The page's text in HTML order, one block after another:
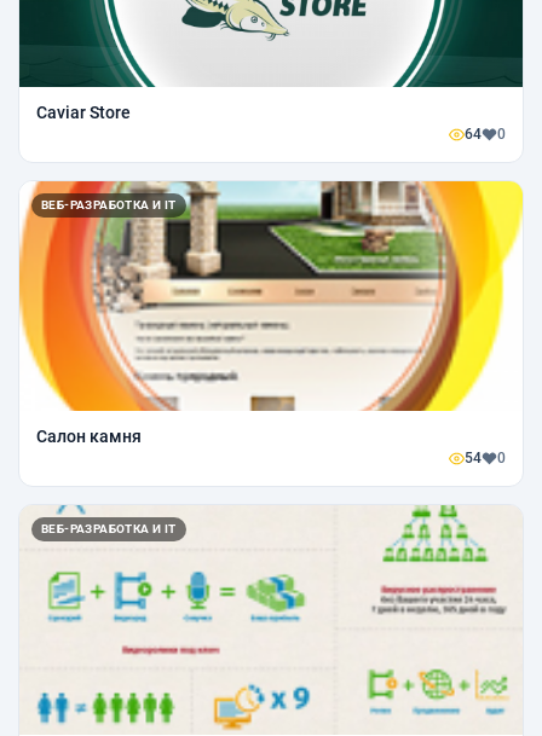
Caviar Store
64 0
ВЕБ-РАЗРАБОТКА И IT
Салон камня
54 0
ВЕБ-РАЗРАБОТКА И IT